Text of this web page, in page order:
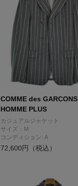
COMME des GARCONS
HOMME PLUS
カジュアルジャケット
サイズ：M
コンディション: A
72,600円（税込）